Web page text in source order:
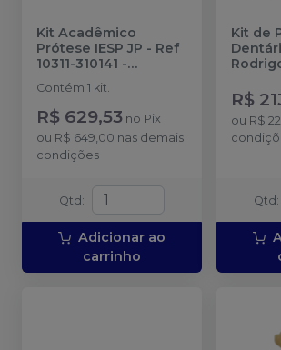
Kit Acadêmico
Prótese IESP JP - Ref
10311-310141 -
AMERICAN BURRS
Contém 1 kit.
R$ 629,53 no Pix
ou R$ 649,00 nas demais
condições
Qtd:
Adicionar ao
carrinho
Kit de
R$
ou R$
Qtd: